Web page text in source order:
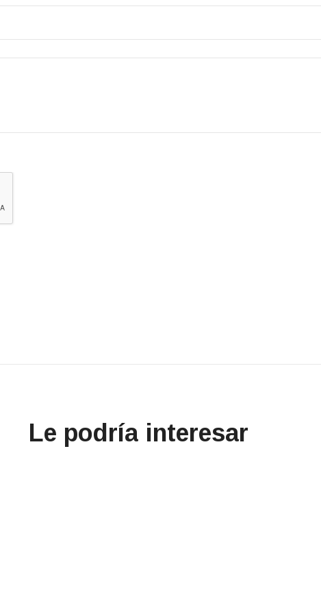
Le podría interesar